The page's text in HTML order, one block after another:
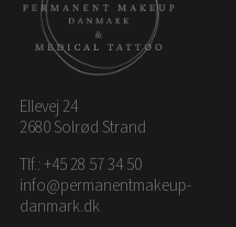
Ellevej 24
2680 Solrød Strand
Tlf.:+45 28 57 34 50
info@permanentmakeup-
danmark.dk